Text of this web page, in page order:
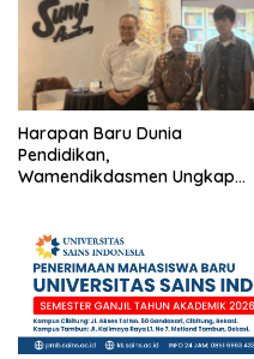
Harapan Baru Dunia
Pendidikan,
Wamendikdasmen Ungkap